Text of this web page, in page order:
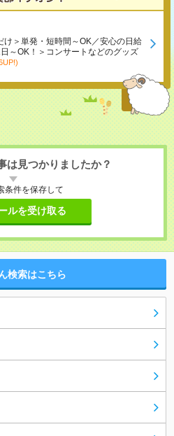
け＞単発・短時間～OK／安心の日給
～OK！＞コンサートなどのグッズ
は見つかりましたか？
条件を保存して
ルを受け取る
検索はこちら